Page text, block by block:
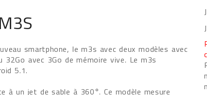
smartphone, le m3s avec deux modèles avec
avec 3Go de mémoire vive. Le m3s
5.1.
un jet de sable à 360°. Ce modèle mesure